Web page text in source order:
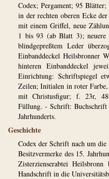
Codex; Pergament; 95
in der rechten oberen Ecke
mit einem Griffel, neue
1 bis 93 (ab Blatt 3);
blindgepreßtem Leder
Einbanddeckel Heilsbronner
hinteren Einbanddeckel
Einrichtung: Schriftspiegel
Zeilen; Initialen in roter
mit Christusfigur; f. 23r,
Füllung. - Schrift: Buchschrift
Jahrhunderts.
Geschichte
Codex der Schrift nach um die
Besitzvermerke des 15.
Zisterzienserabtei
Handschrift in die